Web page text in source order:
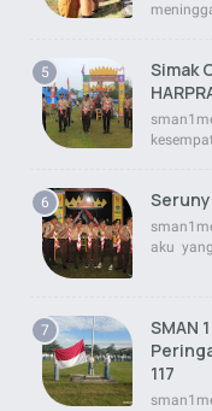
Simak
aku
SMAN
117